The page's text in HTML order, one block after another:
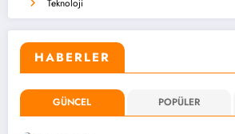
Teknoloji
HABERLER
GÜNCEL POPÜLER